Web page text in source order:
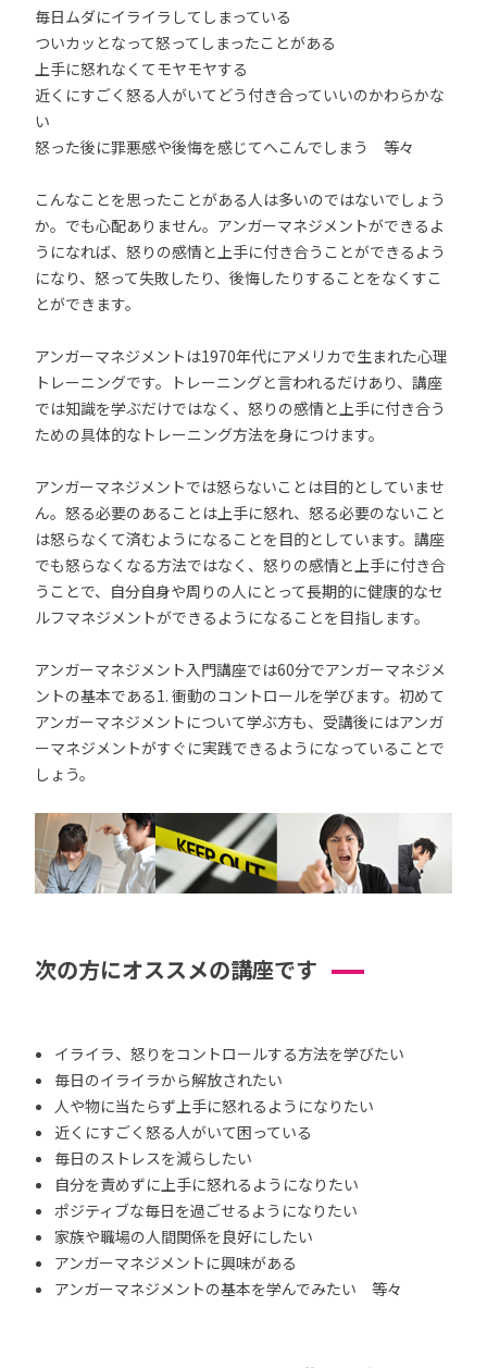
毎日ムダにイライラしてしまっている
ついカッとなって怒ってしまったことがある
上手に怒れなくてモヤモヤする
近くにすごく怒る人がいてどう付き合っていいのかわらかな
い
怒った後に罪悪感や後悔を感じてへこんでしまう 等々
こんなことを思ったことがある人は多いのではないでしょう
か。でも心配ありません。アンガーマネジメントができるよ
うになれば、怒りの感情と上手に付き合うことができるよう
になり、怒って失敗したり、後悔したりすることをなくすこ
とができます。
アンガーマネジメントは1970年代にアメリカで生まれた心理
トレーニングです。トレーニングと言われるだけあり、講座
では知識を学ぶだけではなく、怒りの感情と上手に付き合う
ための具体的なトレーニング方法を身につけます。
アンガーマネジメントでは怒らないことは目的としていませ
ん。怒る必要のあることは上手に怒れ、怒る必要のないこと
は怒らなくて済むようになることを目的としています。講座
でも怒らなくなる方法ではなく、怒りの感情と上手に付き合
うことで、自分自身や周りの人にとって長期的に健康的なセ
ルフマネジメントができるようになることを目指します。
アンガーマネジメント入門講座では60分でアンガーマネジメ
ントの基本である1. 衝動のコントロールを学びます。初めて
アンガーマネジメントについて学ぶ方も、受講後にはアンガ
ーマネジメントがすぐに実践できるようになっていることで
しょう。
次の方にオススメの講座です
イライラ、怒りをコントロールする方法を学びたい
毎日のイライラから解放されたい
人や物に当たらず上手に怒れるようになりたい
近くにすごく怒る人がいて困っている
毎日のストレスを減らしたい
自分を責めずに上手に怒れるようになりたい
ポジティブな毎日を過ごせるようになりたい
家族や職場の人間関係を良好にしたい
アンガーマネジメントに興味がある
アンガーマネジメントの基本を学んでみたい 等々